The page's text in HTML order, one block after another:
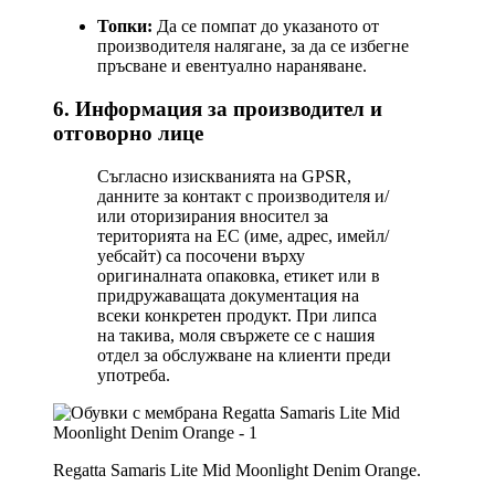
Топки: Да се помпат до указаното от
производителя налягане, за да се избегне
пръсване и евентуално нараняване.
6. Информация за производител и
отговорно лице
Съгласно изискванията на GPSR,
данните за контакт с производителя и/
или оторизирания вносител за
територията на ЕС (име, адрес, имейл/
уебсайт) са посочени върху
оригиналната опаковка, етикет или в
придружаващата документация на
всеки конкретен продукт. При липса
на такива, моля свържете се с нашия
отдел за обслужване на клиенти преди
употреба.
Regatta Samaris Lite Mid Moonlight Denim Orange.